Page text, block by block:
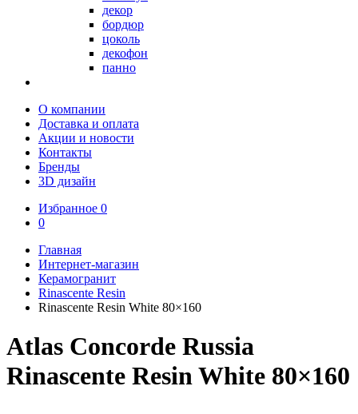
декор
бордюр
цоколь
декофон
панно
О компании
Доставка и оплата
Акции и новости
Контакты
Бренды
3D дизайн
Избранное 0
0
Главная
Интернет-магазин
Керамогранит
Rinascente Resin
Rinascente Resin White 80×160
Atlas Concorde Russia
Rinascente Resin White 80×160